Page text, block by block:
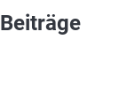
Beiträge